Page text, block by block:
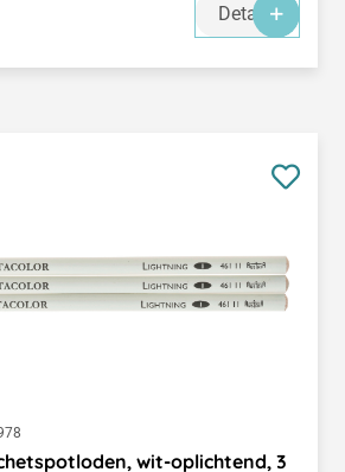
Details
wit-oplichtend, 3